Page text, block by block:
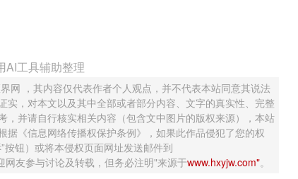
AI工具辅助整理
网 ，其内容仅代表作者个人观点，并不代表本站同意其说法
，对本文以及其中全部或者部分内容、文字的真实性、完整
并请自行核实相关内容（包含文中图片的版权来源），本站
《信息网络传播权保护条例》，如果此作品侵犯了您的权
钮）或将本侵权页面网址发送邮件到
友参与讨论及转载，但务必注明"来源于www.hxyjw.com"。